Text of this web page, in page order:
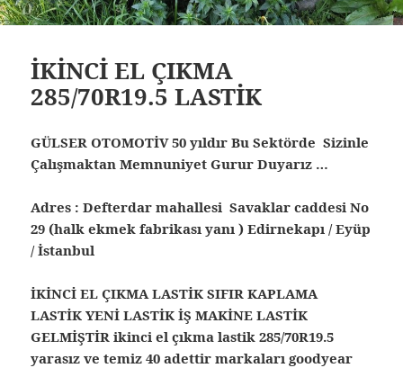
İKİNCİ EL ÇIKMA
285/70R19.5 LASTİK
GÜLSER OTOMOTİV 50 yıldır Bu Sektörde Sizinle
Çalışmaktan Memnuniyet Gurur Duyarız …
Adres : Defterdar mahallesi Savaklar caddesi No
29 (halk ekmek fabrikası yanı ) Edirnekapı / Eyüp
/ İstanbul
İKİNCİ EL ÇIKMA LASTİK SIFIR KAPLAMA
LASTİK YENİ LASTİK İŞ MAKİNE LASTİK
GELMİŞTİR ikinci el çıkma lastik 285/70R19.5
yarasız ve temiz 40 adettir markaları goodyear